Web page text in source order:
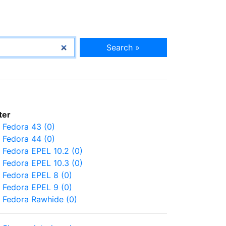
Search »
Fedora 43 (0)
Fedora 44 (0)
Fedora EPEL 10.2 (0)
Fedora EPEL 10.3 (0)
Fedora EPEL 8 (0)
Fedora EPEL 9 (0)
Fedora Rawhide (0)